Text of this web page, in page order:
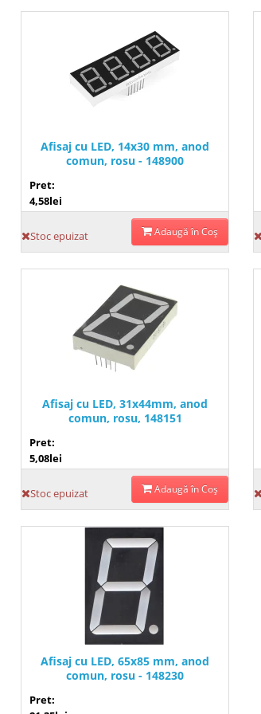
Afisaj cu LED, 14x30 mm, anod
comun, rosu - 148900
Pret:
4,58lei
Stoc epuizat Adaugă în Coş
Afisaj cu LED, 31x44mm, anod
comun, rosu, 148151
Pret:
5,08lei
Stoc epuizat Adaugă în Coş
Afisaj cu LED, 65x85 mm, anod
comun, rosu - 148230
Pret: